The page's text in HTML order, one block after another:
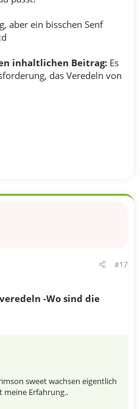
aber ein bisschen Senf
inhaltlichen Beitrag: Es
das Veredeln von
#17
-Wo sind die
sweet wachsen eigentlich
meine Erfahrung..